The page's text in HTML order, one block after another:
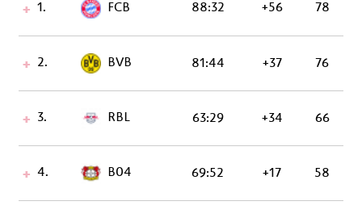
1. FCB 88:32 +56 78
2. BVB 81:44 +37 76
3. RBL 63:29 +34 66
4. B04 69:52 +17 58